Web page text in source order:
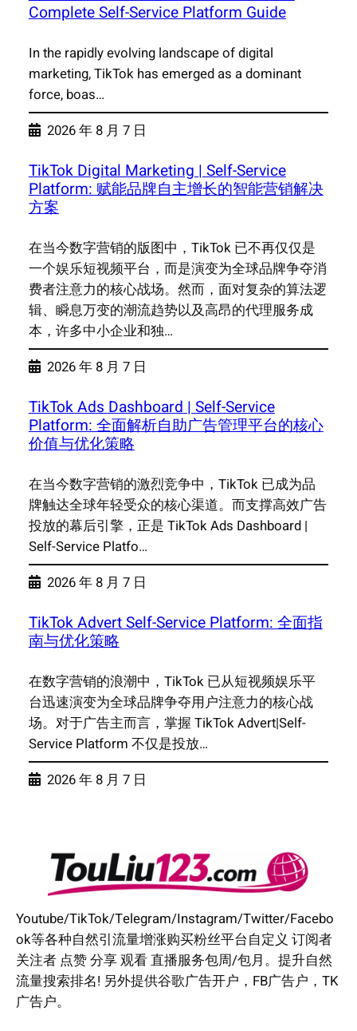
Complete Self-Service Platform Guide
In the rapidly evolving landscape of digital
marketing, TikTok has emerged as a dominant
force, boas…
2026 年 8 月 7 日
TikTok Digital Marketing | Self-Service
Platform: 赋能品牌自主增长的智能营销解决
方案
在当今数字营销的版图中，TikTok 已不再仅仅是
一个娱乐短视频平台，而是演变为全球品牌争夺消
费者注意力的核心战场。然而，面对复杂的算法逻
辑、瞬息万变的潮流趋势以及高昂的代理服务成
本，许多中小企业和独…
2026 年 8 月 7 日
TikTok Ads Dashboard | Self-Service
Platform: 全面解析自助广告管理平台的核心
价值与优化策略
在当今数字营销的激烈竞争中，TikTok 已成为品
牌触达全球年轻受众的核心渠道。而支撑高效广告
投放的幕后引擎，正是 TikTok Ads Dashboard |
Self-Service Platfo…
2026 年 8 月 7 日
TikTok Advert Self-Service Platform: 全面指
南与优化策略
在数字营销的浪潮中，TikTok 已从短视频娱乐平
台迅速演变为全球品牌争夺用户注意力的核心战
场。对于广告主而言，掌握 TikTok Advert|Self-
Service Platform 不仅是投放…
2026 年 8 月 7 日
Youtube/TikTok/Telegram/Instagram/Twitter/Facebo
ok等各种自然引流量增涨购买粉丝平台自定义 订阅者
关注者 点赞 分享 观看 直播服务包周/包月。提升自然
流量搜索排名! 另外提供谷歌广告开户，FB广告户，TK
广告户。